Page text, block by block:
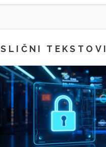
SLIČNI TEKSTOVI